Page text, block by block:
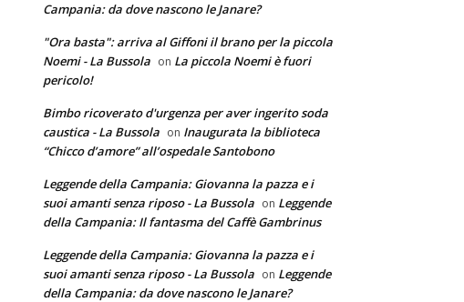
Campania: da dove nascono le Janare?
"Ora basta": arriva al Giffoni il brano per la piccola
Noemi - La Bussola on La piccola Noemi è fuori
pericolo!
Bimbo ricoverato d'urgenza per aver ingerito soda
caustica - La Bussola on Inaugurata la biblioteca
“Chicco d’amore” all’ospedale Santobono
Leggende della Campania: Giovanna la pazza e i
suoi amanti senza riposo - La Bussola on Leggende
della Campania: Il fantasma del Caffè Gambrinus
Leggende della Campania: Giovanna la pazza e i
suoi amanti senza riposo - La Bussola on Leggende
della Campania: da dove nascono le Janare?